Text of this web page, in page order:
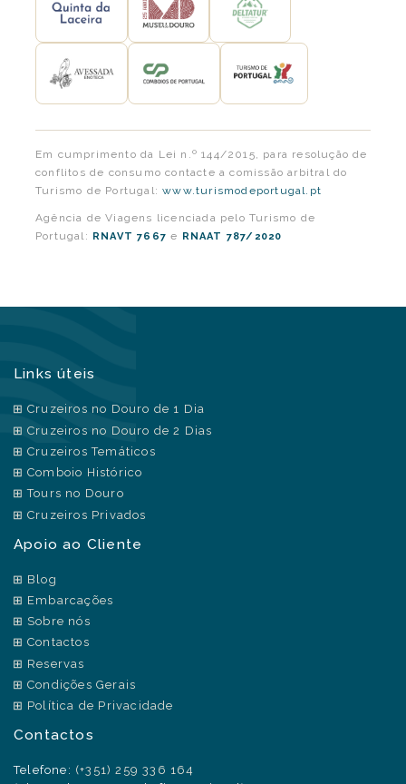
Em cumprimento da Lei n.º 144/2015, para resolução de
conflitos de consumo contacte a comissão arbitral do
Turismo de Portugal:www.turismodeportugal.pt
Agência de Viagens licenciada pelo Turismo de
Portugal: RNAVT 7667 e RNAAT 787/2020
Links úteis
Cruzeiros no Douro de 1 Dia
Cruzeiros no Douro de 2 Dias
Cruzeiros Temáticos
Comboio Histórico
Tours no Douro
Cruzeiros Privados
Apoio ao Cliente
Blog
Embarcações
Sobre nós
Contactos
Reservas
Condições Gerais
Política de Privacidade
Contactos
Telefone: (+351) 259 336 164